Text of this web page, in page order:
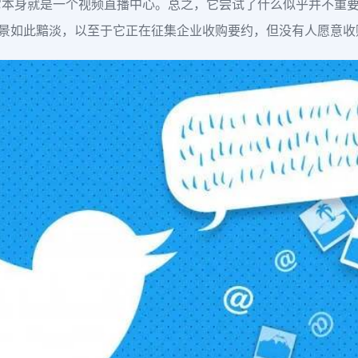
身就是一个视频直播中心。总之，它尝试了什么似乎并不重
如此黯淡，以至于它正在征集企业收购要约，但没有人愿意